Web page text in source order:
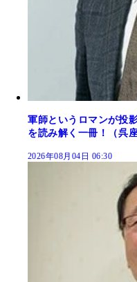
軍師というロマンが投
を読み解く一冊！（呉
2026年08月04日 06:30